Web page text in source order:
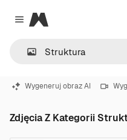
Close menu
Magnific
Wygeneruj obraz AI
Zdjęcia Z Kategorii